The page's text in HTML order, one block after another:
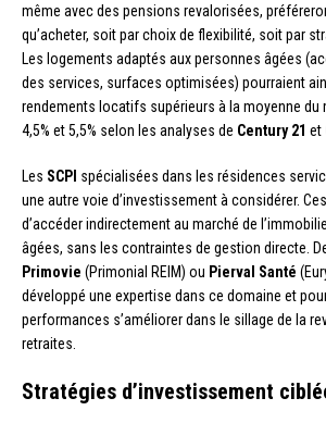
même avec des pensions revalorisées,
qu’acheter, soit par choix de flexibilité, soit par
Les logements adaptés aux personnes âgées
des services, surfaces optimisées) pourraient
rendements locatifs supérieurs à la moyenne du
4,5% et 5,5% selon les analyses de Century 21 et
Les SCPI spécialisées dans les résidences
une autre voie d’investissement à considérer.
d’accéder indirectement au marché de
âgées, sans les contraintes de gestion directe.
Primovie (Primonial REIM) ou Pierval Santé
développé une expertise dans ce domaine et
performances s’améliorer dans le sillage de la
retraites.
Stratégies d’investissement